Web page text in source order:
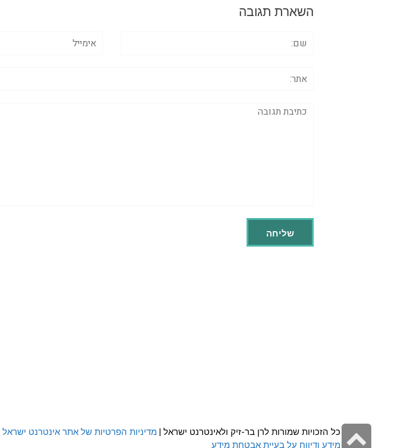
השארת תגובה
תגובה
כל הזכויות שמורות לרן בר-זיק ולאינטרנט ישראל | מדיניות הפרטיות של אתר אינטרנט ישראל
מידע ודיווח על בעיית אבטחת מידע
גלילה